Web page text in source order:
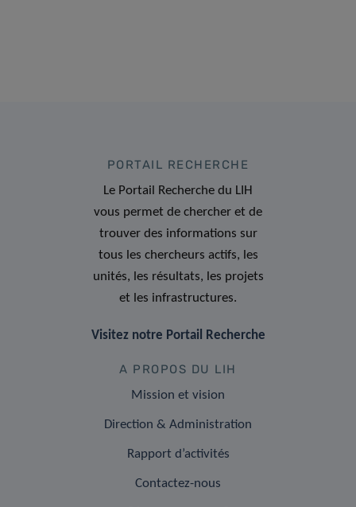
PORTAIL RECHERCHE
Le Portail Recherche du LIH
vous permet de chercher et de
trouver des informations sur
tous les chercheurs actifs, les
unités, les résultats, les projets
et les infrastructures.
Visitez notre Portail Recherche
A PROPOS DU LIH
Mission et vision
Direction & Administration
Rapport d’activités
Contactez-nous